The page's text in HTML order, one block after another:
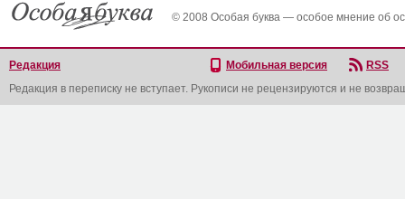
© 2008 Особая буква — особое мнение об
Редакция Мобильная версия
RSS
Редакция в переписку не вступает. Рукописи не рецензируются и не